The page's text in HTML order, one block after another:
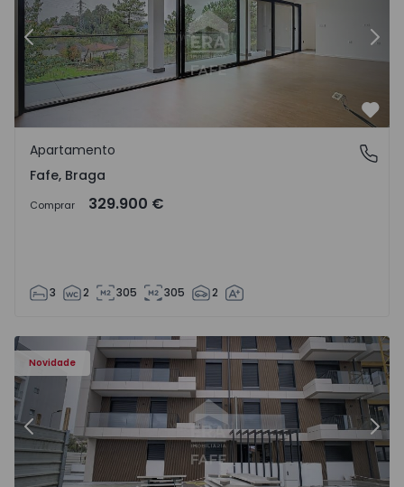
Anterior
Fafe, Braga
Apartamento
Fafe, Braga
Comprar 329.900 €
3 2 305 305 2
Novidade
Anterior